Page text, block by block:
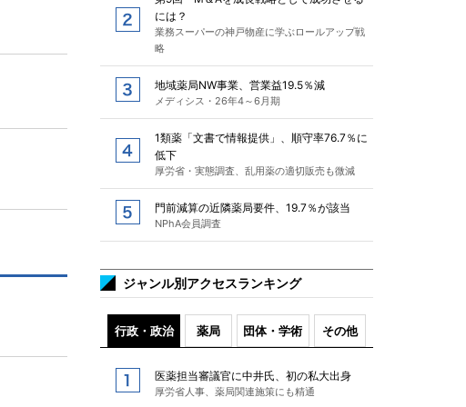
には？
業務スーパーの神戸物産に学ぶロールアップ戦
略
地域薬局NW事業、営業益19.5％減
メディシス・26年4～6月期
1類薬「文書で情報提供」、順守率76.7％に
低下
厚労省・実態調査、乱用薬の適切販売も微減
門前減算の近隣薬局要件、19.7％が該当
NPhA会員調査
ジャンル別アクセスランキング
行政・政治 薬局 団体・学術 その他
医薬担当審議官に中井氏、初の私大出身
厚労省人事、薬局関連施策にも精通